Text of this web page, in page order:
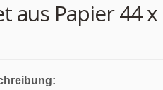
aus Papier 44 x